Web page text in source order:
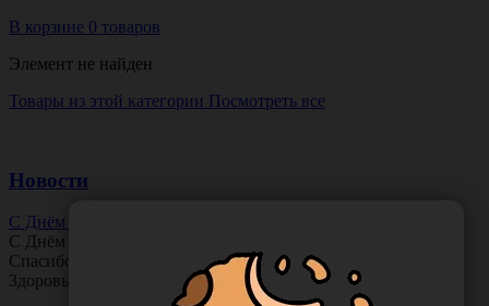
В корзине 0 товаров
Элемент не найден
Товары из этой категории Посмотреть все
Новости
С Днём Офтальмолога!
С Днём
Спасибо за ясное зрение и заботу о пациентах.
Здоровья вам и новых профессиональных побед!